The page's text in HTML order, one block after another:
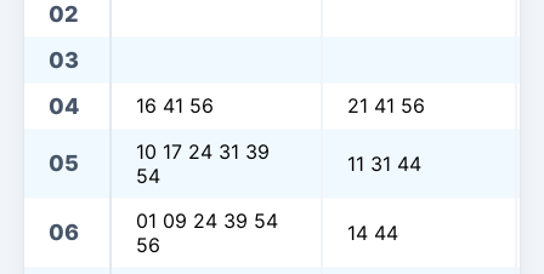
02
03
04
16 41 56 21 41 56
05
10 17 24 31 39
54
11 31 44
06
01 09 24 39 54
56
14 44